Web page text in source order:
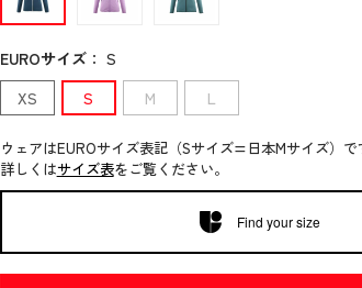
EUROサイズ： S
XS
S M L
ウェアはEUROサイズ表記（Sサイズ=日本Mサイズ）で
詳しくはサイズ表をご覧ください。
Find your size